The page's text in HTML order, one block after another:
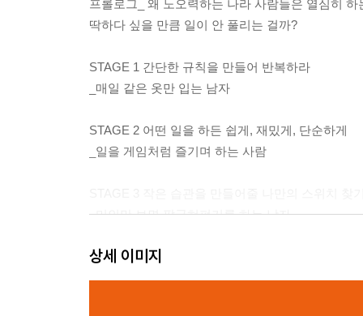
프롤로그_ 왜 노오력하는 나라 사람들은 열심히 하
딱하다 싶을 만큼 일이 안 풀리는 걸까?
STAGE 1 간단한 규칙을 만들어 반복하라
_매일 같은 옷만 입는 남자
STAGE 2 어떤 일을 하든 쉽게, 재밌게, 단순하게
_일을 게임처럼 즐기며 하는 사람
_미인만 보면 팔굽혀펴기를 하는 남자
STAGE 4 노력이 아닌 흥미와 재미를 원동력으로
_바람을 타고 달리는 새하얀 이의 요트맨
상세 이미지